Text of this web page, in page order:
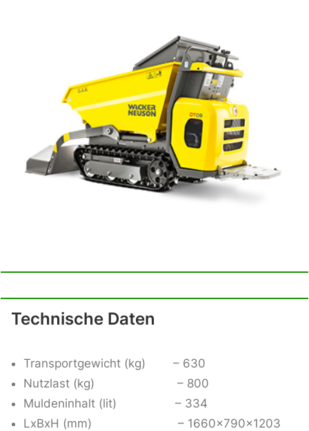
Technische Daten
Transportgewicht (kg) – 630
Nutzlast (kg) – 800
Muldeninhalt (lit) – 334
LxBxH (mm) – 1660x790x1203